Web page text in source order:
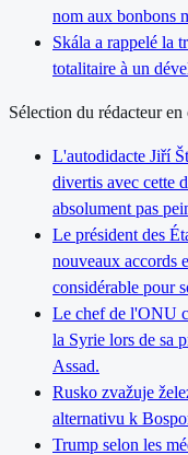
nom aux bonbons
Skála a rappelé la
totalitaire à un
Sélection du rédacteur en
L'autodidacte Jiří
divertis avec cette
absolument pas
Le président des
nouveaux accords
considérable pour
Le chef de l'ONU
la Syrie lors de sa
Assad.
Rusko zvažuje
alternativu k
Trump selon les